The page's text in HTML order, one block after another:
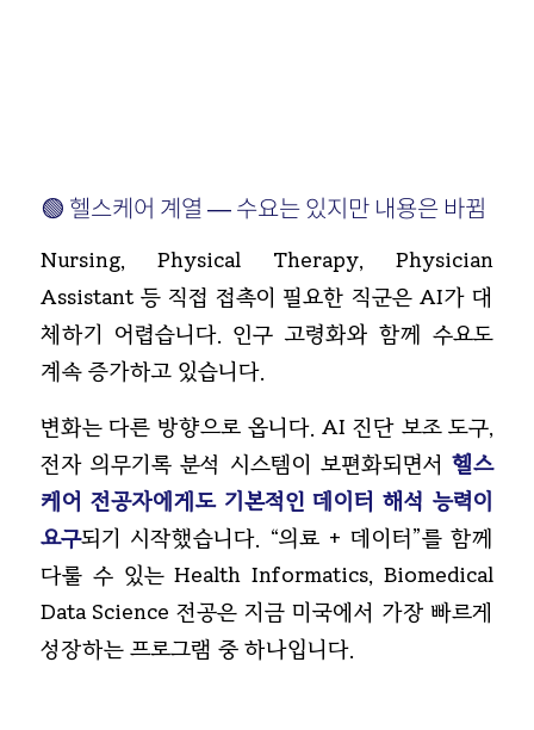
🟢 헬스케어 계열 — 수요는 있지만 내용은 바뀜
Nursing, Physical Therapy, Physician
Assistant 등 직접 접촉이 필요한 직군은 AI가 대
체하기 어렵습니다. 인구 고령화와 함께 수요도
계속 증가하고 있습니다.
변화는 다른 방향으로 옵니다. AI 진단 보조 도구,
전자 의무기록 분석 시스템이 보편화되면서헬스
케어 전공자에게도 기본적인 데이터 해석 능력이
요구되기 시작했습니다. “의료 + 데이터”를 함께
다룰 수 있는 Health Informatics, Biomedical
Data Science 전공은 지금 미국에서 가장 빠르게
성장하는 프로그램 중 하나입니다.